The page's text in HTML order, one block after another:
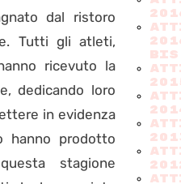
BIS
dal ristoro
Tutti gli atleti,
ricevuto la
dedicando loro
in evidenza
hanno prodotto
stagione